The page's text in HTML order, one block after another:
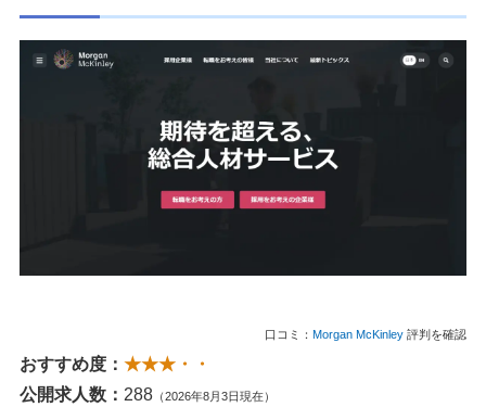
口コミ： Morgan McKinley 評判を確認
おすすめ度： ★★★・・
公開求人数： 288 （2026年8月3日現在）